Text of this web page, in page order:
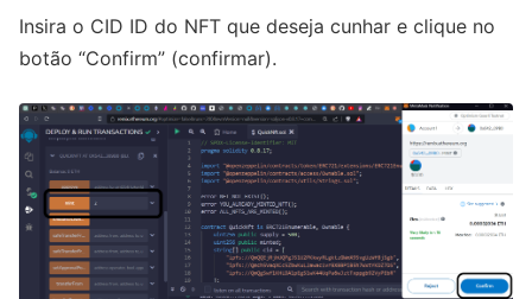
Insira o CID ID do NFT que deseja cunhar e clique no
botão “Confirm” (confirmar).